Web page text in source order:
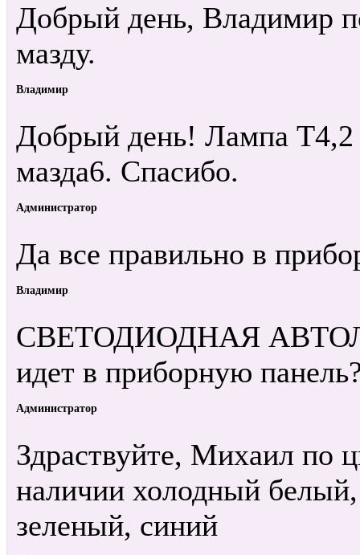
Добрый день, Владимир
мазду.
Владимир
Добрый день! Лампа Т4,2
мазда6. Спасибо.
Администратор
Да все правильно в
Владимир
СВЕТОДИОДНАЯ
идет в приборную
Администратор
Здраствуйте, Михаил по
наличии холодный
зеленый, синий